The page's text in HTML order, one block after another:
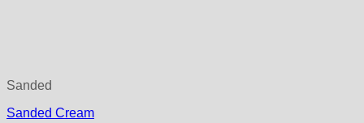
Sanded
Sanded Cream